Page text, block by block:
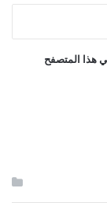
هذا المتصفح